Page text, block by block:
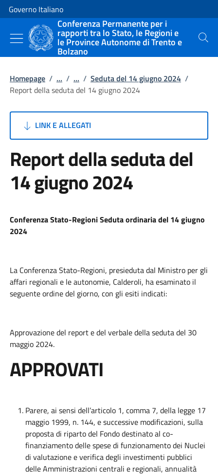
Vai al contenuto
Vai alla navigazione del sito
Governo Italiano
Conferenza Permanente per i
rapporti tra lo Stato, le Regioni e
le Province Autonome di Trento e
Bolzano
Cerca
Homepage / ... / ... / Seduta del 14 giugno 2024 /
Report della seduta del 14 giugno 2024
LINK E ALLEGATI
Report della seduta del
14 giugno 2024
Conferenza Stato-Regioni Seduta ordinaria del 14 giugno
2024
La Conferenza Stato-Regioni, presieduta dal Ministro per gli
affari regionali e le autonomie, Calderoli, ha esaminato il
seguente ordine del giorno, con gli esiti indicati:
Approvazione del report e del verbale della seduta del 30
maggio 2024.
APPROVATI
Parere, ai sensi dell’articolo 1, comma 7, della legge 17
maggio 1999, n. 144, e successive modificazioni, sulla
proposta di riparto del Fondo destinato al co-
finanziamento delle spese di funzionamento dei Nuclei
di valutazione e verifica degli investimenti pubblici
delle Amministrazioni centrali e regionali, annualità